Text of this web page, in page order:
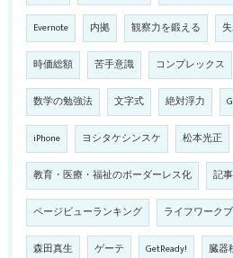
Evernote 内拠 観察力を鍛える
時価総額 苦手意識 コンプレックス
数学の勉強法 文字式 絶対浮力
iPhone ヨシタケシンスケ 松本光正
教育・医療・福祉のボーダーレス化 記
ページビューランキング ライフワーク
森田真生 ゲーテ GetReady! 臓器